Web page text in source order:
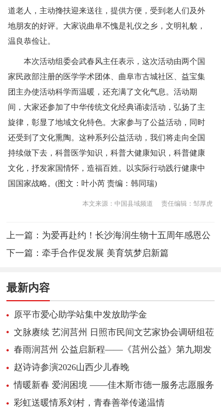
道老人，主动搀扶迎来送往，提供方便，受到老人们及外
地朋友的好评。大家说曲阜不愧是礼仪之乡，文明礼貌，
温良恭俭让。
本次活动组委会武春风主任表示，这次活动由两个国
家民政部注册的医学学术团体、曲阜市古城社区、益宝集
团主办使活动科学而温暖，还充满了文化气息。活动期
间，大家还参加了中华传统文化经典诵读活动，弘扬了主
旋律，彰显了地域文化特色。大家参与了公益活动，同时
还受到了文化熏陶。这种系列公益活动，我们将走向全国
持续做下去，科普医学知识，科普大健康知识，科普健康
文化，抒发家国情怀，造福百姓。以实际行动践行健康中
国国家战略。(图文：叶小芮 责编：韩同瑞)
本文来源：中国县域频道 责任编辑：邹厚虎
上一篇： 为爱再赴约！长沙海润生物十五周年感恩公
益行出发！
下一篇：牵手合作促发展 美育筑梦启新篇
最新内容
原平市爱心助学站集中发放助学金
文脉赓续 艺润莒州 日照市民间文艺家协会调研组莅
临莒县指导工作
春雨润莒州 公益启新程——《莒州公益》第九期发
行仪式圆满举行
赵诗诗参演2026山西少儿春晚
情暖新春 爱润困境 ——佳木斯市德一服务志愿服务
总队年前走访残疾低保贫困户
彩虹送暖情系刘村，青春善举传递温情